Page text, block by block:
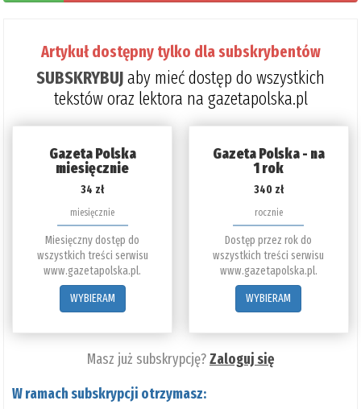
Artykuł dostępny tylko dla subskrybentów
SUBSKRYBUJaby mieć dostęp do wszystkich
tekstów oraz lektora na gazetapolska.pl
Gazeta Polska
miesięcznie
34 zł
miesięcznie
Miesięczny dostęp do
wszystkich treści serwisu
www.gazetapolska.pl.
WYBIERAM
Gazeta Polska - na
1 rok
340 zł
rocznie
Dostęp przez rok do
wszystkich treści serwisu
www.gazetapolska.pl.
WYBIERAM
Masz już subskrypcję?Zaloguj się
W ramach subskrypcji otrzymasz: